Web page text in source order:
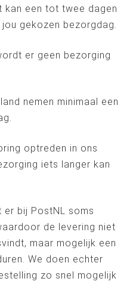
kan een tot twee dagen
gekozen bezorgdag.
er geen bezorging
nemen minimaal een
optreden in ons
iets langer kan
er bij PostNL soms
de levering niet
maar mogelijk een
We doen echter
zo snel mogelijk